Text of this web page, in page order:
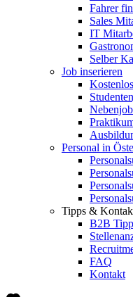
Fahrer
Sales
IT
Selber
Job inserieren
Personal in
Tipps &
B2B
FAQ
Kontakt